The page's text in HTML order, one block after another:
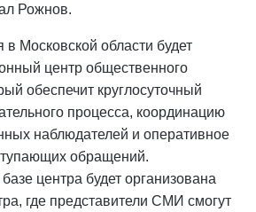
Рожнов.
в Московской области будет
центр общественного
обеспечит круглосуточный
процесса, координацию
наблюдателей и оперативное
обращений.
центра будет организована
где представители СМИ смогут